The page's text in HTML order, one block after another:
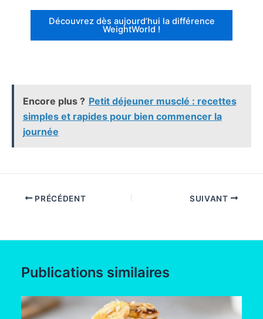
Découvrez dès aujourd’hui la différence
WeightWorld !
Encore plus ? Petit déjeuner musclé : recettes
simples et rapides pour bien commencer la
journée
PRÉCÉDENT SUIVANT
Publications similaires